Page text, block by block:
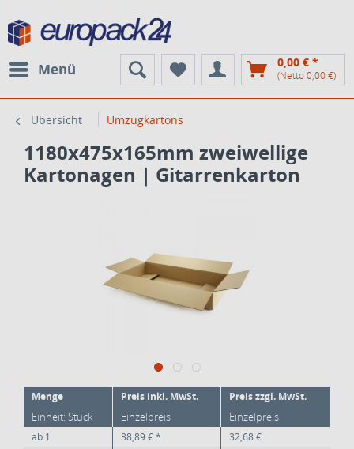
Menü 0,00 € *
(Netto 0,00 €)
Übersicht Umzugkartons
1180x475x165mm zweiwellige
Kartonagen | Gitarrenkarton
Menge Preis inkl. MwSt. Preis zzgl. MwSt.
Einheit: Stück Einzelpreis Einzelpreis
ab 1 38,89 € *
32,68 €